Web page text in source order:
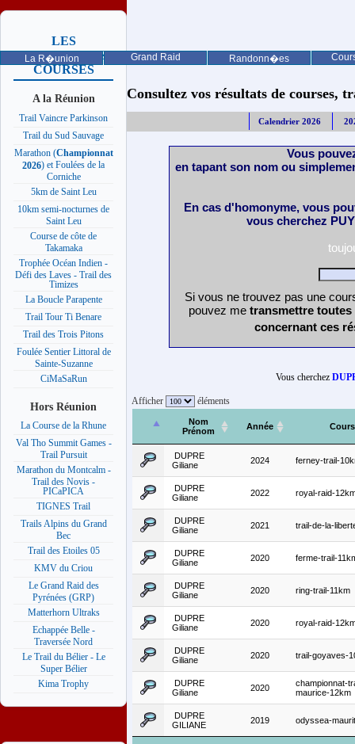
La R�union Grand Raid Randonn�es
LES
PROCHAINES
COURSES
A la Réunion
Trail Vaincre Parkinson
Trail du Sud Sauvage
Marathon (Championnat
2026) et Foulées de la
Corniche
5km de Saint Leu
10km semi-nocturnes de
Saint Leu
Course de côte de
Takamaka
Trophée Océan Indien -
Défi des Laves - Trail des
Timizes
La Boucle Parapente
Trail Tour Ti Benare
Trail des Trois Pitons
Foulée Sentier Littoral de
Sainte-Suzanne
CiMaSaRun
Hors Réunion
La Course de la Rhune
Val Tho Summit Games -
Trail Pursuit
Marathon du Montcalm -
Trail des Novis -
PICaPICA
TIGNES Trail
Trails Alpins du Grand
Bec
Trail des Etoiles 05
KMV du Criou
Le Grand Raid des
Pyrénées (GRP)
Matterhorn Ultraks
Echappée Belle -
Traversée Nord
Le Trail du Bélier - Le
Super Bélier
Kima Trophy
Consultez vos résultats de courses,
Calendrier 2026
Vous
en tapant son nom ou
En cas d'homonyme, vous
vous cherchez
Si vous ne trouvez pas une
pouvez me transmettre
concernant ces
Vous cherchez
Afficher éléments
Nom
Prénom
Année
DUPRE
Giliane
2024 ferney-trail-
DUPRE
Giliane
2022 royal-raid-
DUPRE
Giliane
2021 trail-de-la-
DUPRE
Giliane
2020 ferme-trail-
DUPRE
Giliane
2020 ring-trail-11km
DUPRE
Giliane
2020 royal-raid-
DUPRE
Giliane
2020 trail-goyaves-
DUPRE
Giliane
2020
championnat-
maurice-12km
DUPRE
GILIANE
2019 odyssea-